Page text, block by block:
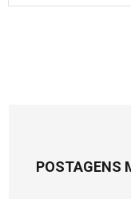
POSTAGENS